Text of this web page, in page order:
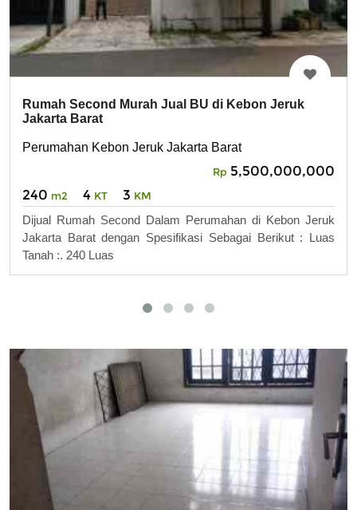
Rumah Second Murah Jual BU di Kebon Jeruk
Jakarta Barat
Perumahan Kebon Jeruk Jakarta Barat
Rp 5,500,000,000
240 m2 4 KT 3 KM
Dijual Rumah Second Dalam Perumahan di Kebon Jeruk
Jakarta Barat dengan Spesifikasi Sebagai Berikut : Luas
Tanah :. 240 Luas